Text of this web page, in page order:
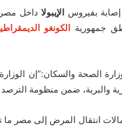
بفيروس الإيبولاداخل مصر،
جمهورية الكونغو
الصحة والسكان:”إن
والبرية، ضمن منظومة الترصد
انتقال المرض إلى مصر ما